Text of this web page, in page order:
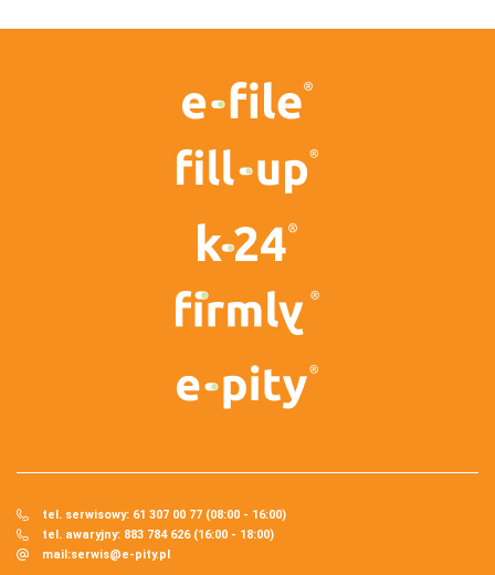
tel. serwisowy: 61 307 00 77 (08:00 - 16:00)
tel. awaryjny: 883 784 626 (16:00 - 18:00)
mail:serwis@e-pity.pl